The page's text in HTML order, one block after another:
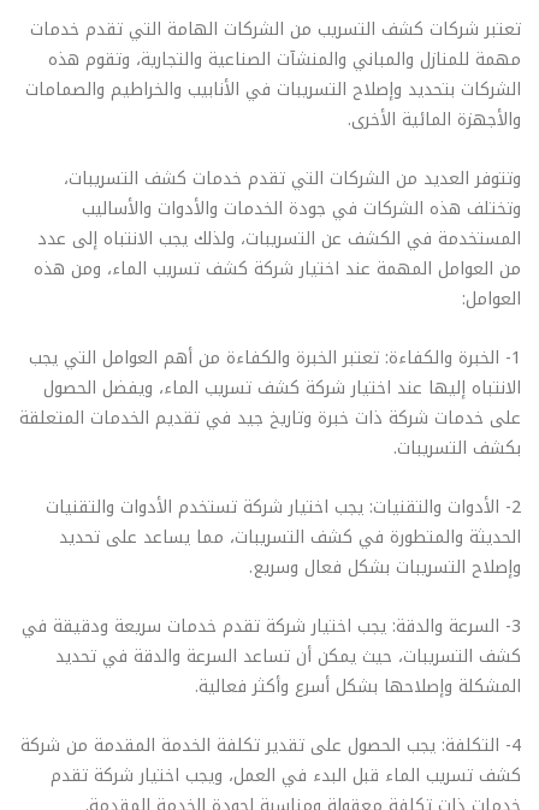
تعتبر شركات كشف التسريب من الشركات الهامة التي تقدم خدمات
مهمة للمنازل والمباني والمنشآت الصناعية والتجارية، وتقوم هذه
الشركات بتحديد وإصلاح التسريبات في الأنابيب والخراطيم والصمامات
والأجهزة المائية الأخرى.
وتتوفر العديد من الشركات التي تقدم خدمات كشف التسريبات،
وتختلف هذه الشركات في جودة الخدمات والأدوات والأساليب
المستخدمة في الكشف عن التسريبات، ولذلك يجب الانتباه إلى عدد
من العوامل المهمة عند اختيار شركة كشف تسريب الماء، ومن هذه
العوامل:
1- الخبرة والكفاءة: تعتبر الخبرة والكفاءة من أهم العوامل التي يجب
الانتباه إليها عند اختيار شركة كشف تسريب الماء، ويفضل الحصول
على خدمات شركة ذات خبرة وتاريخ جيد في تقديم الخدمات المتعلقة
بكشف التسريبات.
2- الأدوات والتقنيات: يجب اختيار شركة تستخدم الأدوات والتقنيات
الحديثة والمتطورة في كشف التسريبات، مما يساعد على تحديد
وإصلاح التسريبات بشكل فعال وسريع.
3- السرعة والدقة: يجب اختيار شركة تقدم خدمات سريعة ودقيقة في
كشف التسريبات، حيث يمكن أن تساعد السرعة والدقة في تحديد
المشكلة وإصلاحها بشكل أسرع وأكثر فعالية.
4- التكلفة: يجب الحصول على تقدير تكلفة الخدمة المقدمة من شركة
كشف تسريب الماء قبل البدء في العمل، ويجب اختيار شركة تقدم